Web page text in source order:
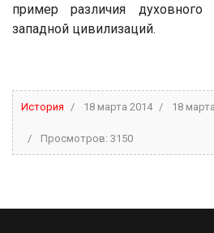
пример различия
западной цивилизаций.
История 18 марта 2014 18
Просмотров: 3150